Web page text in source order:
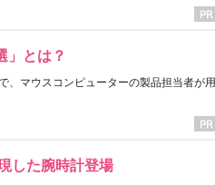
」とは？
、マウスコンピューターの製品担当者が用
した腕時計登場